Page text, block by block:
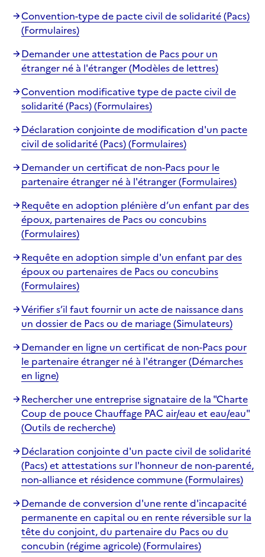
Convention-type de pacte civil de solidarité (Pacs)
(Formulaires)
Demander une attestation de Pacs pour un
étranger né à l'étranger (Modèles de lettres)
Convention modificative type de pacte civil de
solidarité (Pacs) (Formulaires)
Déclaration conjointe de modification d'un pacte
civil de solidarité (Pacs) (Formulaires)
Demander un certificat de non-Pacs pour le
partenaire étranger né à l'étranger (Formulaires)
Requête en adoption plénière d’un enfant par des
époux, partenaires de Pacs ou concubins
(Formulaires)
Requête en adoption simple d'un enfant par des
époux ou partenaires de Pacs ou concubins
(Formulaires)
Vérifier s’il faut fournir un acte de naissance dans
un dossier de Pacs ou de mariage (Simulateurs)
Demander en ligne un certificat de non-Pacs pour
le partenaire étranger né à l'étranger (Démarches
en ligne)
Rechercher une entreprise signataire de la "Charte
Coup de pouce Chauffage PAC air/eau et eau/eau"
(Outils de recherche)
Déclaration conjointe d'un pacte civil de solidarité
(Pacs) et attestations sur l'honneur de non-parenté,
non-alliance et résidence commune (Formulaires)
Demande de conversion d'une rente d'incapacité
permanente en capital ou en rente réversible sur la
tête du conjoint, du partenaire du Pacs ou du
concubin (régime agricole) (Formulaires)